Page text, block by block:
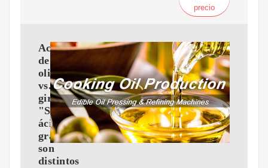
precio
Aceite
de
oliva
vs.
girasol:
"Sus
ácidos
grasos
son
distintos